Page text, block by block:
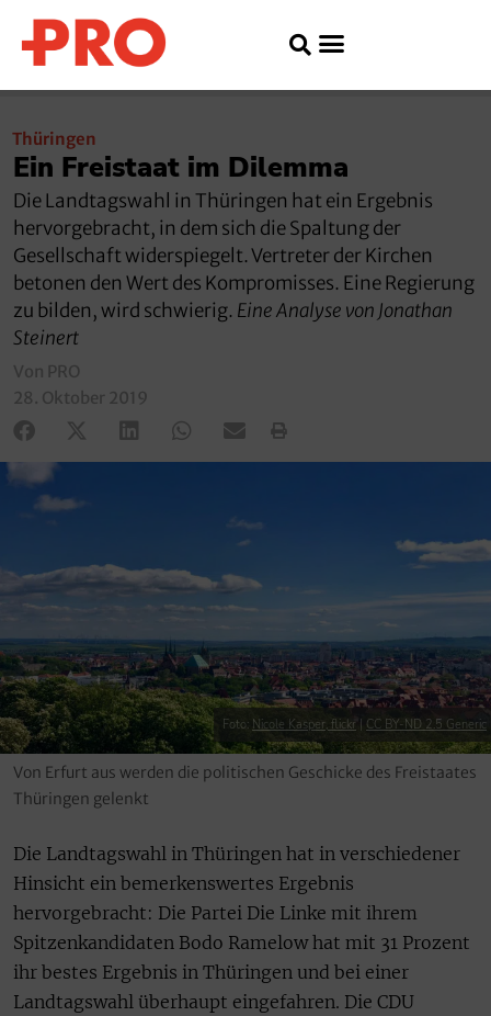
Thüringen
Ein Freistaat im Dilemma
Die Landtagswahl in Thüringen hat ein Ergebnis
hervorgebracht, in dem sich die Spaltung der
Gesellschaft widerspiegelt. Vertreter der Kirchen
betonen den Wert des Kompromisses. Eine Regierung
zu bilden, wird schwierig. Eine Analyse von Jonathan
Steinert
Von PRO
28. Oktober 2019
Foto: Nicole Kasper, flickr CC BY-ND 2.5 Generic
Von Erfurt aus werden die politischen Geschicke des Freistaates
Thüringen gelenkt
Die Landtagswahl in Thüringen hat in verschiedener
Hinsicht ein bemerkenswertes Ergebnis
hervorgebracht: Die Partei Die Linke mit ihrem
Spitzenkandidaten Bodo Ramelow hat mit 31 Prozent
ihr bestes Ergebnis in Thüringen und bei einer
Landtagswahl überhaupt eingefahren. Die CDU